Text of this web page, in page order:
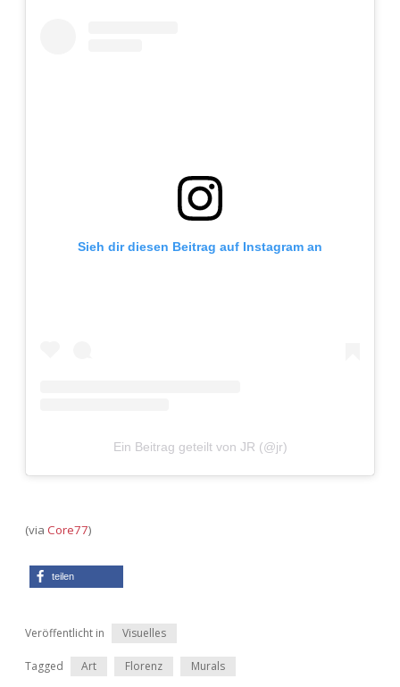
Sieh dir diesen Beitrag auf Instagram an
Ein Beitrag geteilt von JR (@jr)
(via Core77)
teilen
Veröffentlicht in Visuelles
Tagged Art Florenz Murals